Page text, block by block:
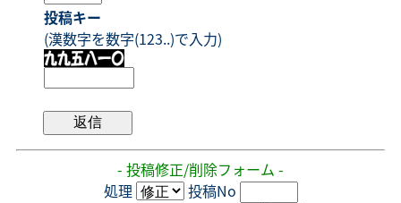
投稿キー
(漢数字を数字(123..)で入力)
- 投稿修正/削除フォーム -
処理
投稿No